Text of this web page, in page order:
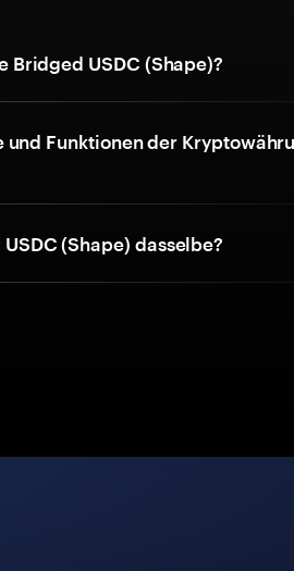
Bridged USDC (Shape)?
Funktionen der
(Shape) dasselbe?